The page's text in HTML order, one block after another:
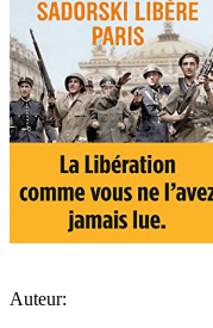
Auteur: